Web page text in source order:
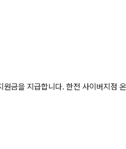
금을 지급합니다. 한전 사이버지점